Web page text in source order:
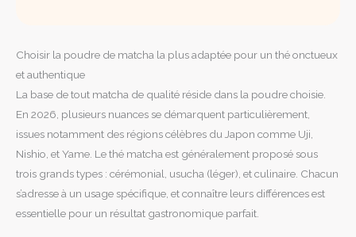
Choisir la poudre de matcha la plus adaptée pour un thé onctueux
et authentique
La base de tout matcha de qualité réside dans la poudre choisie.
En 2026, plusieurs nuances se démarquent particulièrement,
issues notamment des régions célèbres du Japon comme Uji,
Nishio, et Yame. Le thé matcha est généralement proposé sous
trois grands types : cérémonial, usucha (léger), et culinaire. Chacun
s’adresse à un usage spécifique, et connaître leurs différences est
essentielle pour un résultat gastronomique parfait.